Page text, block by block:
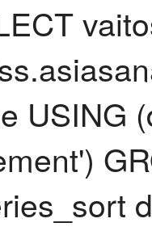
USING